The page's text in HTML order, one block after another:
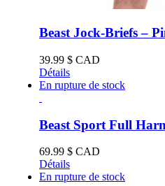
Beast Jock-Briefs –
39.99 $ CAD
Détails
En rupture de stock
Beast Sport Full
69.99 $ CAD
Détails
En rupture de stock